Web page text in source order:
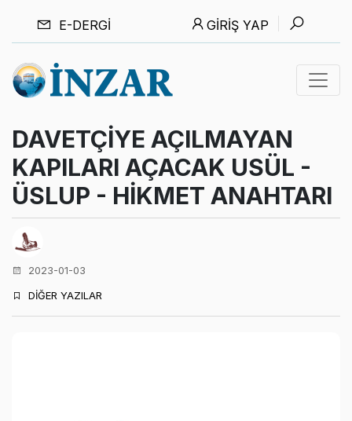
E-DERGI GIRIŞ YAP
DAVETÇİYE AÇILMAYAN
KAPILARI AÇACAK USÜL -
ÜSLUP - HİKMET ANAHTARI
2023-01-03
DİĞER YAZILAR